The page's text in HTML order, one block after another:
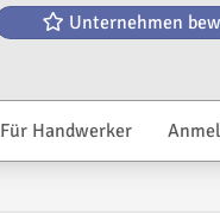
Unternehmen
Für Handwerker